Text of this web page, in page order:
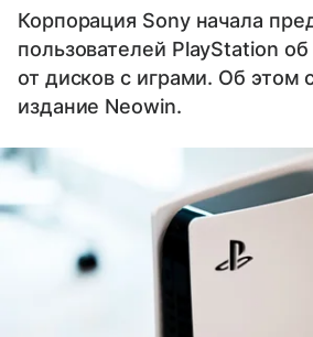
Корпорация Sony начала
пользователей PlayStation об
от дисков с играми. Об этом
издание Neowin.